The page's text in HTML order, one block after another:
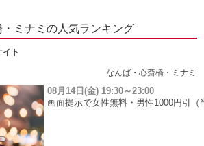
ミナミの人気ランキング
ト
なんば・心斎橋・ミナミ
08月14日(金) 19:30～23:00
画面提示で女性無料・男性1000円引（